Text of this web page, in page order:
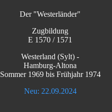
Der "Westerländer"
Zugbildung
E 1570 / 1571
Westerland (Sylt) -
Hamburg-Altona
Sommer 1969 bis Frühjahr 1974
Neu: 22.09.2024